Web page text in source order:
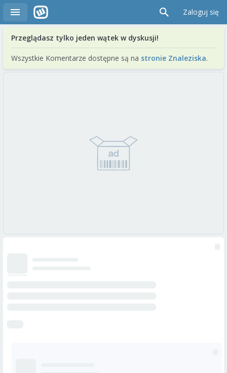
Zaloguj się
Przeglądasz tylko jeden wątek w dyskusji!
Wszystkie Komentarze dostępne są na stronie Znaleziska.